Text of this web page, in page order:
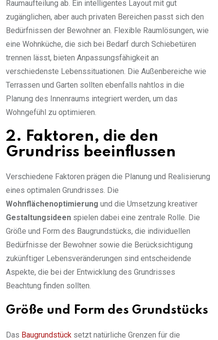
Raumaufteilung ab. Ein intelligentes Layout mit gut
zugänglichen, aber auch privaten Bereichen passt sich den
Bedürfnissen der Bewohner an. Flexible Raumlösungen, wie
eine Wohnküche, die sich bei Bedarf durch Schiebetüren
trennen lässt, bieten Anpassungsfähigkeit an
verschiedenste Lebenssituationen. Die Außenbereiche wie
Terrassen und Garten sollten ebenfalls nahtlos in die
Planung des Innenraums integriert werden, um das
Wohngefühl zu optimieren.
2. Faktoren, die den
Grundriss beeinflussen
Verschiedene Faktoren prägen die Planung und Realisierung
eines optimalen Grundrisses. Die
Wohnflächenoptimierung und die Umsetzung kreativer
Gestaltungsideen spielen dabei eine zentrale Rolle. Die
Größe und Form des Baugrundstücks, die individuellen
Bedürfnisse der Bewohner sowie die Berücksichtigung
zukünftiger Lebensveränderungen sind entscheidende
Aspekte, die bei der Entwicklung des Grundrisses
Beachtung finden sollten.
Größe und Form des Grundstücks
Das Baugrundstück setzt natürliche Grenzen für die